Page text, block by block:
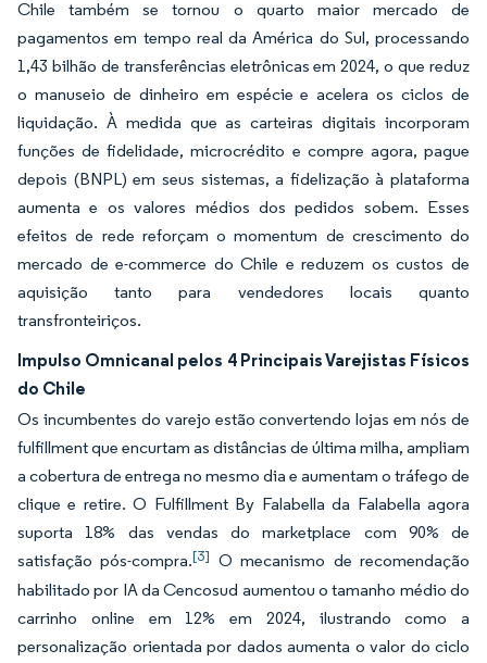
Chile também se tornou o quarto maior mercado de
pagamentos em tempo real da América do Sul, processando
1,43 bilhão de transferências eletrônicas em 2024, o que reduz
o manuseio de dinheiro em espécie e acelera os ciclos de
liquidação. À medida que as carteiras digitais incorporam
funções de fidelidade, microcrédito e compre agora, pague
depois (BNPL) em seus sistemas, a fidelização à plataforma
aumenta e os valores médios dos pedidos sobem. Esses
efeitos de rede reforçam o momentum de crescimento do
mercado de e-commerce do Chile e reduzem os custos de
aquisição tanto para vendedores locais quanto
transfronteiriços.
Impulso Omnicanal pelos 4 Principais Varejistas Físicos
do Chile
Os incumbentes do varejo estão convertendo lojas em nós de
fulfillment que encurtam as distâncias de última milha, ampliam
a cobertura de entrega no mesmo dia e aumentam o tráfego de
clique e retire. O Fulfillment By Falabella da Falabella agora
suporta 18% das vendas do marketplace com 90% de
satisfação pós-compra.[3] O mecanismo de recomendação
habilitado por IA da Cencosud aumentou o tamanho médio do
carrinho online em 12% em 2024, ilustrando como a
personalização orientada por dados aumenta o valor do ciclo